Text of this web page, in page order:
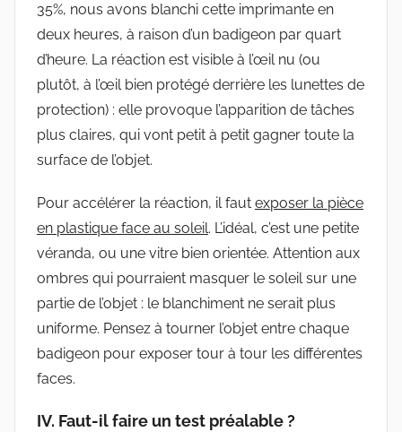
35%, nous avons blanchi cette imprimante en
deux heures, à raison d’un badigeon par quart
d’heure. La réaction est visible à l’œil nu (ou
plutôt, à l’œil bien protégé derrière les lunettes de
protection) : elle provoque l’apparition de tâches
plus claires, qui vont petit à petit gagner toute la
surface de l’objet.
Pour accélérer la réaction, il faut exposer la pièce
en plastique face au soleil. L’idéal, c’est une petite
véranda, ou une vitre bien orientée. Attention aux
ombres qui pourraient masquer le soleil sur une
partie de l’objet : le blanchiment ne serait plus
uniforme. Pensez à tourner l’objet entre chaque
badigeon pour exposer tour à tour les différentes
faces.
IV. Faut-il faire un test préalable ?